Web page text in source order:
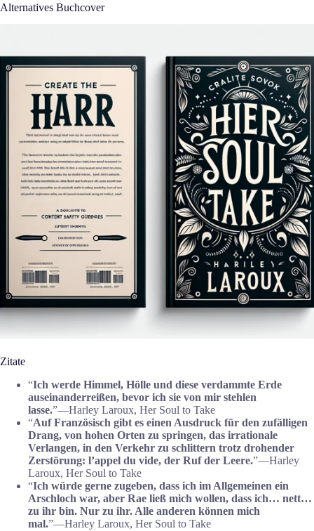
Alternatives Buchcover
Zitate
“Ich werde Himmel, Hölle und diese verdammte Erde
auseinanderreißen, bevor ich sie von mir stehlen
lasse.”―Harley Laroux, Her Soul to Take
“Auf Französisch gibt es einen Ausdruck für den zufälligen
Drang, von hohen Orten zu springen, das irrationale
Verlangen, in den Verkehr zu schlittern trotz drohender
Zerstörung: l’appel du vide, der Ruf der Leere.”―Harley
Laroux, Her Soul to Take
“Ich würde gerne zugeben, dass ich im Allgemeinen ein
Arschloch war, aber Rae ließ mich wollen, dass ich… nett…
zu ihr bin. Nur zu ihr. Alle anderen können mich
mal.”―Harley Laroux, Her Soul to Take